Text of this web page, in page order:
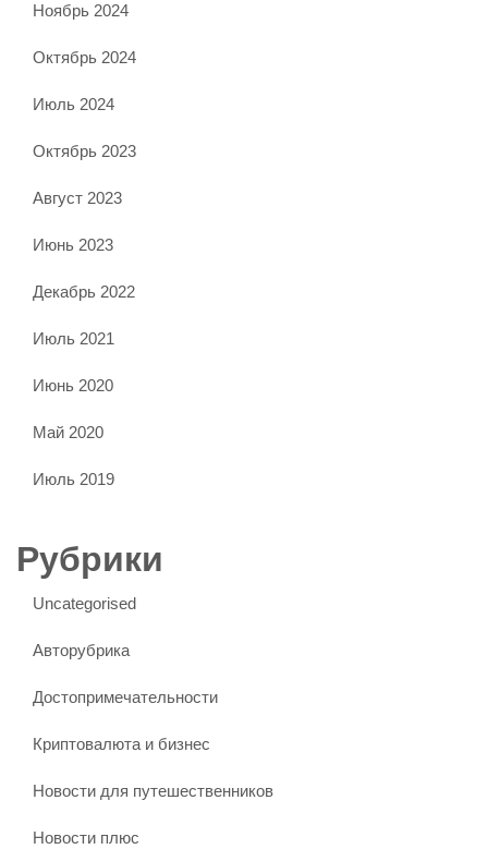
Ноябрь 2024
Октябрь 2024
Июль 2024
Октябрь 2023
Август 2023
Июнь 2023
Декабрь 2022
Июль 2021
Июнь 2020
Май 2020
Июль 2019
Рубрики
Uncategorised
Авторубрика
Достопримечательности
Криптовалюта и бизнес
Новости для путешественников
Новости плюс